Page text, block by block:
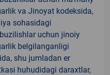
va Jinoyat kodeksida,
sohasidagi
uchun jinoiy
belgilanganligi
shu jumladan er
huhudidagi daraxtlar,